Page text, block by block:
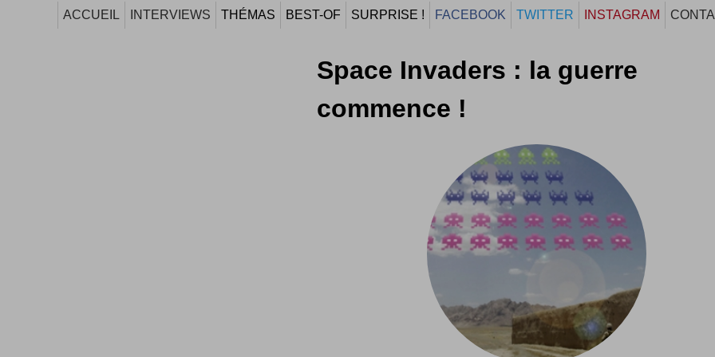
ACCUEIL INTERVIEWS THÉMAS BEST-OF SURPRISE ! FACEBOOK TWITTER INSTAGRAM
Space Invaders : la guerre
commence !